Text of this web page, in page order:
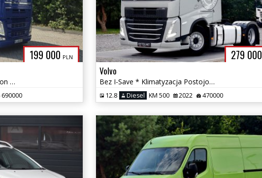
199 000 PLN
Klimatyzacja Postojowa * Ksenon * LED * Alufelgi Alcoa *
690000
279 000
Volvo
Bez I-Save * Klimatyzacja Postojowa * ACC * 2 Baki * LED *
12.8 Diesel KM 500 2022 470000